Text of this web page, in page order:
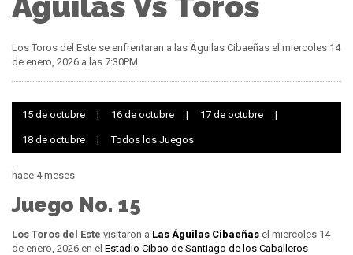
Los Toros del Este se enfrentaran a las Águilas Cibaeñas el miercoles 14
de enero, 2026 a las 7:30PM
15 de octubre | 16 de octubre | 17 de octubre |
18 de octubre | Todos los Juegos
hace 4 meses
Juego No. 15
Los Toros del Este visitaron a Las Águilas Cibaeñas el miercoles 14
de enero, 2026 en el Estadio Cibao de Santiago de los Caballeros